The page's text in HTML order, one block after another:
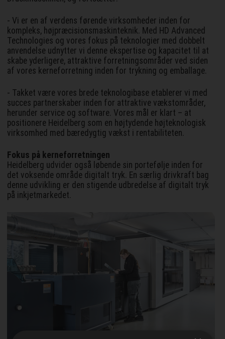
- Vi er en af verdens førende virksomheder inden for
kompleks, højpræcisionsmaskinteknik. Med HD Advanced
Technologies og vores fokus på teknologier med dobbelt
anvendelse udnytter vi denne ekspertise og kapacitet til at
skabe yderligere, attraktive forretningsområder ved siden
af vores kerneforretning inden for trykning og emballage.
- Takket være vores brede teknologibase etablerer vi med
succes partnerskaber inden for attraktive vækstområder,
herunder service og software. Vores mål er klart – at
positionere Heidelberg som en højtydende højteknologisk
virksomhed med bæredygtig vækst i rentabiliteten.
Fokus på kerneforretningen
Heidelberg udvider også løbende sin portefølje inden for
det voksende område digitalt tryk. En særlig drivkraft bag
denne udvikling er den stigende udbredelse af digitalt tryk
på inkjetmarkedet.